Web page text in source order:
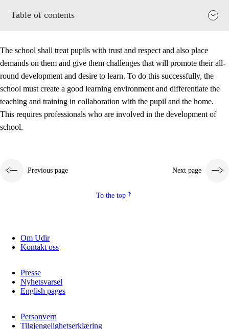
Table of contents
3.2 Teaching and differentiated instruction
3.3 Cooperation between home and school
3.4
On-the-job training in a training establishment and
3.5 Professional environment and school development
The school shall treat pupils with trust and respect and also place
demands on them and give them challenges that will promote their all-
round development and desire to learn. To do this successfully, the
school must create a good learning environment and differentiate the
teaching and training in collaboration with the pupil and the home.
This requires professionals who are involved in the development of
school.
Previous page Next page
To the top
Om Udir
Kontakt oss
Presse
Nyhetsvarsel
English pages
Personvern
Tilgjengelighetserklæring